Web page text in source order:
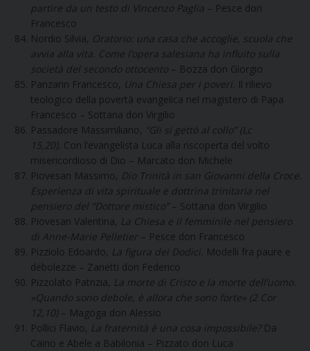
partire da un testo di Vincenzo Paglia – Pesce don
Francesco
Nordio Silvia, Oratorio: una casa che accoglie, scuola che
avvia alla vita. Come l’opera salesiana ha influito sulla
società del secondo ottocento – Bozza don Giorgio
Panzarin Francesco, Una Chiesa per i poveri. Il rilievo
teologico della povertà evangelica nel magistero di Papa
Francesco – Sottana don Virgilio
Passadore Massimiliano, “Gli si gettò al collo” (Lc
15,20). Con l’evangelista Luca alla riscoperta del volto
misericordioso di Dio – Marcato don Michele
Piovesan Massimo, Dio Trinità in san Giovanni della Croce.
Esperienza di vita spirituale e dottrina trinitaria nel
pensiero del “Dottore mistico”– Sottana don Virgilio
Piovesan Valentina, La Chiesa e il femminile nel pensiero
di Anne-Marie Pelletier – Pesce don Francesco
Pizziolo Edoardo, La figura dei Dodici. Modelli fra paure e
debolezze – Zanetti don Federico
Pizzolato Patrizia, La morte di Cristo e la morte dell’uomo.
«Quando sono debole, è allora che sono forte» (2 Cor
12,10)– Magoga don Alessio
Pollici Flavio, La fraternità è una cosa impossibile?Da
Caino e Abele a Babilonia – Pizzato don Luca